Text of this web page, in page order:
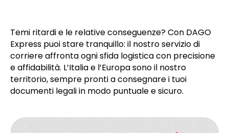
Temi ritardi e le relative conseguenze? Con DAGO
Express puoi stare tranquillo: il nostro servizio di
corriere affronta ogni sfida logistica con precisione
e affidabilità. L’Italia e l’Europa sono il nostro
territorio, sempre pronti a consegnare i tuoi
documenti legali in modo puntuale e sicuro.